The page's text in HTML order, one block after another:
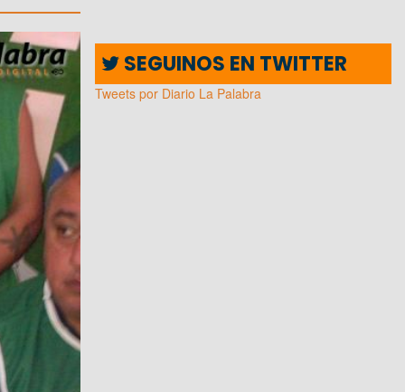
SEGUINOS EN TWITTER
Tweets por Diario La Palabra